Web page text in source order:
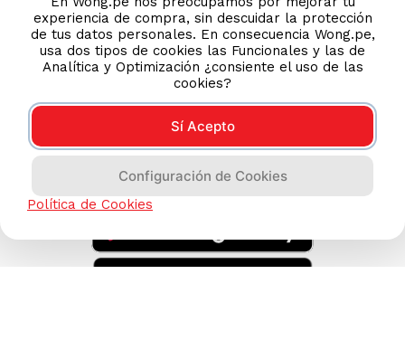
AYUDA CALLCENTER
(511) 613-8888
DESCARGA NUESTRA APP
experiencia de compra, sin descuidar la protección
de tus datos personales. En consecuencia Wong.pe,
usa dos tipos de cookies las Funcionales y las de
Analítica y Optimización ¿consiente el uso de las
cookies?
Sí Acepto
Configuración de Cookies
Política de Cookies